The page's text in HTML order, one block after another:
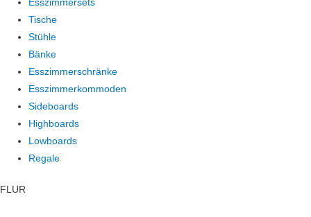
Esszimmersets
Tische
Stühle
Bänke
Esszimmerschränke
Esszimmerkommoden
Sideboards
Highboards
Lowboards
Regale
FLUR